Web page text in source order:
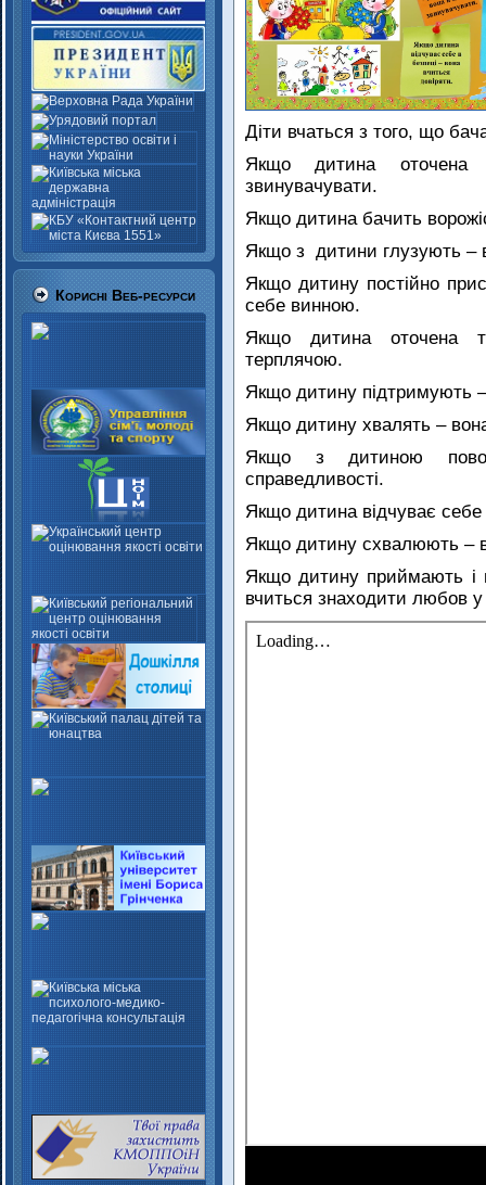
Корисні Веб-ресурси
Діти вчаться з того, що
Якщо дитина
звинувачувати.
Якщо дитина бачить
Якщо з дитини глузують –
Якщо дитину постійно
себе винною.
Якщо дитина оточена
терплячою.
Якщо дитину підтримують
Якщо дитину хвалять –
Якщо з дитиною
справедливості.
Якщо дитина відчуває себе
Якщо дитину схвалюють –
Якщо дитину приймають і
вчиться знаходити любов у